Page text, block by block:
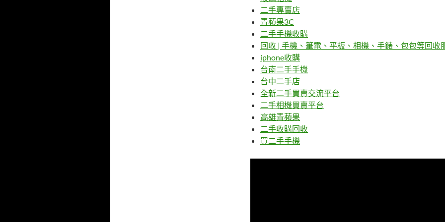
二手專賣店
青蘋果3C
二手手機收購
回收 | 手機、筆電、平板、相機、手錶、包包等回收
iphone收購
台南二手手機
台中二手店
全新二手買賣交流平台
二手相機買賣平台
高雄青蘋果
二手收購回收
買二手手機